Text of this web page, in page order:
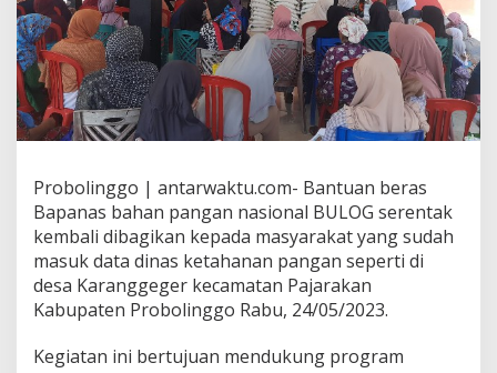
Probolinggo | antarwaktu.com- Bantuan beras
Bapanas bahan pangan nasional BULOG serentak
kembali dibagikan kepada masyarakat yang sudah
masuk data dinas ketahanan pangan seperti di
desa Karanggeger kecamatan Pajarakan
Kabupaten Probolinggo Rabu, 24/05/2023.
Kegiatan ini bertujuan mendukung program